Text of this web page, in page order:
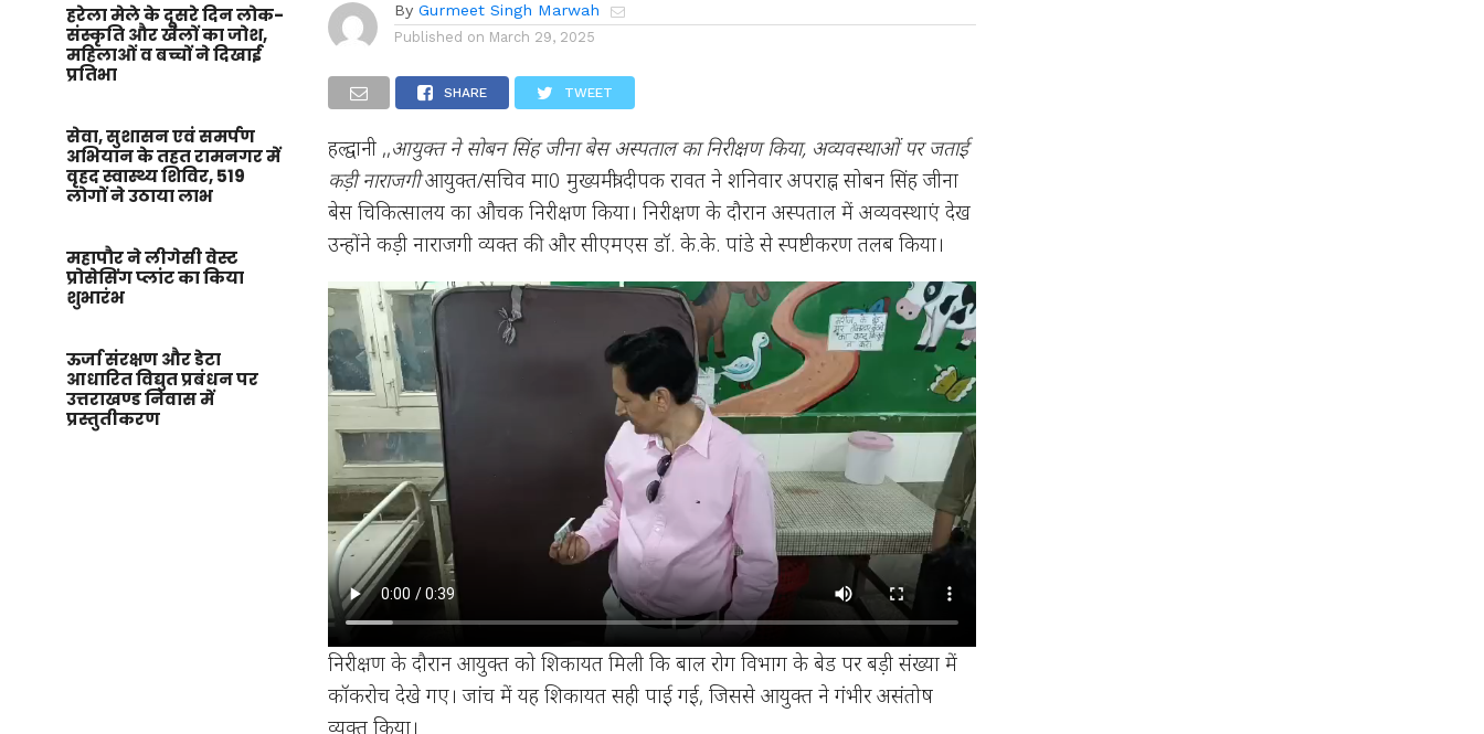
हरेला मेले के दूसरे दिन लोक-
संस्कृति और खेलों का जोश,
महिलाओं व बच्चों ने दिखाई
प्रतिभा
सेवा, सुशासन एवं समर्पण
अभियान के तहत रामनगर में
वृहद स्वास्थ्य शिविर, 519
लोगों ने उठाया लाभ
महापौर ने लीगेसी वेस्ट
प्रोसेसिंग प्लांट का किया
शुभारंभ
ऊर्जा संरक्षण और डेटा
आधारित विद्युत प्रबंधन पर
उत्तराखण्ड निवास में
प्रस्तुतीकरण
By Gurmeet Singh Marwah
Published on March 29, 2025
SHARE TWEET
हल्द्वानी ,,आयुक्त ने सोबन सिंह जीना बेस अस्पताल का निरीक्षण किया, अव्यवस्थाओं पर जताई
कड़ी नाराजगीआयुक्त/सचिव मा0 मुख्यमंत्री दीपक रावत ने शनिवार अपराह्न सोबन सिंह जीना
बेस चिकित्सालय का औचक निरीक्षण किया। निरीक्षण के दौरान अस्पताल में अव्यवस्थाएं देख
उन्होंने कड़ी नाराजगी व्यक्त की और सीएमएस डॉ. के.के. पांडे से स्पष्टीकरण तलब किया।
निरीक्षण के दौरान आयुक्त को शिकायत मिली कि बाल रोग विभाग के बेड पर बड़ी संख्या में
कॉकरोच देखे गए। जांच में यह शिकायत सही पाई गई, जिससे आयुक्त ने गंभीर असंतोष
व्यक्त किया।